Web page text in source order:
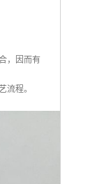
，因而有
流程。